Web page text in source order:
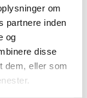
om
partnere inden
og
disse
dem, eller som